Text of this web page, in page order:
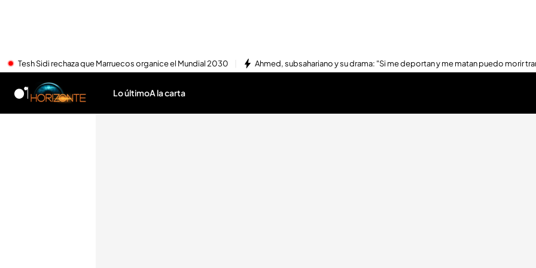
Tesh Sidi rechaza que Marruecos organice el Mundial 2030 Ahmed, subsahariano y su drama: "Si me deportan y me matan puedo morir
Lo últimoA la carta